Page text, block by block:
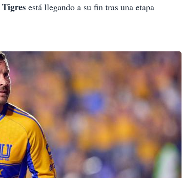
Tigres está llegando a su fin tras una etapa